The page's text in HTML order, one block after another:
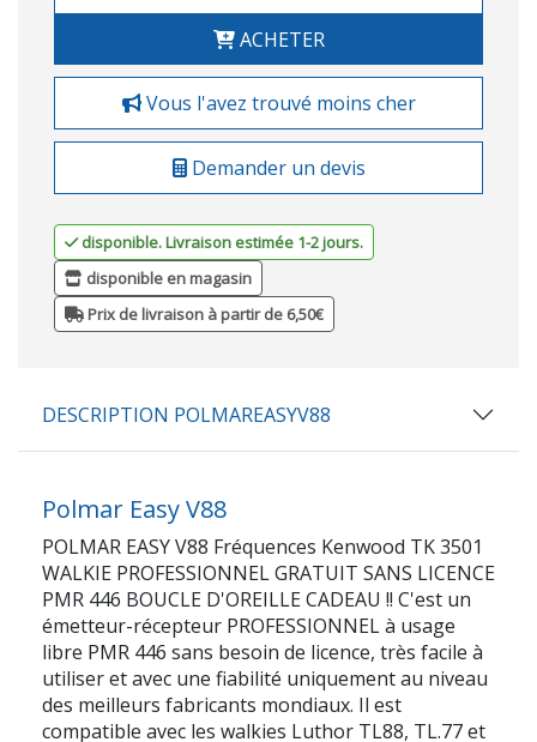
ACHETER
Vous l'avez trouvé moins cher
Demander un devis
disponible. Livraison estimée 1-2 jours.
disponible en magasin
Prix de livraison à partir de 6,50€
DESCRIPTION POLMAREASYV88
Polmar Easy V88
POLMAR EASY V88 Fréquences Kenwood TK 3501
WALKIE PROFESSIONNEL GRATUIT SANS LICENCE
PMR 446 BOUCLE D'OREILLE CADEAU !! C'est un
émetteur-récepteur PROFESSIONNEL à usage
libre PMR 446 sans besoin de licence, très facile à
utiliser et avec une fiabilité uniquement au niveau
des meilleurs fabricants mondiaux. Il est
compatible avec les walkies Luthor TL88, TL.77 et